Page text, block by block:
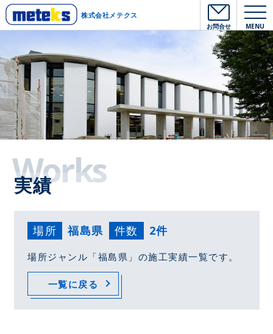
株式会社メテクス
お問合せ MENU
Works
実績
場所 福島県 件数 2件
場所ジャンル「福島県」の施工実績一覧です。
一覧に戻る